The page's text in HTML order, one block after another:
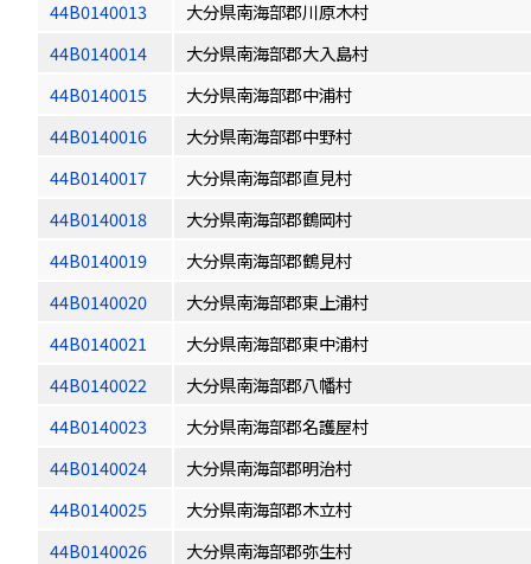
44B0140013
大分県南海部郡川原木村
44B0140014
大分県南海部郡大入島村
44B0140015
大分県南海部郡中浦村
44B0140016
大分県南海部郡中野村
44B0140017
大分県南海部郡直見村
44B0140018
大分県南海部郡鶴岡村
44B0140019
大分県南海部郡鶴見村
44B0140020
大分県南海部郡東上浦村
44B0140021
大分県南海部郡東中浦村
44B0140022
大分県南海部郡八幡村
44B0140023
大分県南海部郡名護屋村
44B0140024
大分県南海部郡明治村
44B0140025
大分県南海部郡木立村
44B0140026
大分県南海部郡弥生村